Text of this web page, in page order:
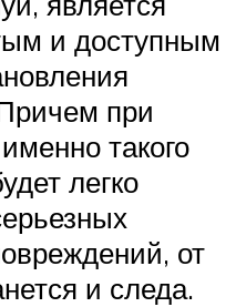
и доступным
при
такого
легко
от
и следа.